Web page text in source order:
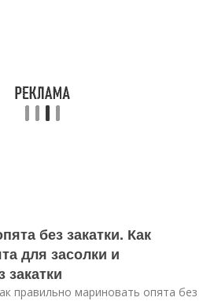
без закатки. Как
для засолки и
закатки
правильно мариновать опята без